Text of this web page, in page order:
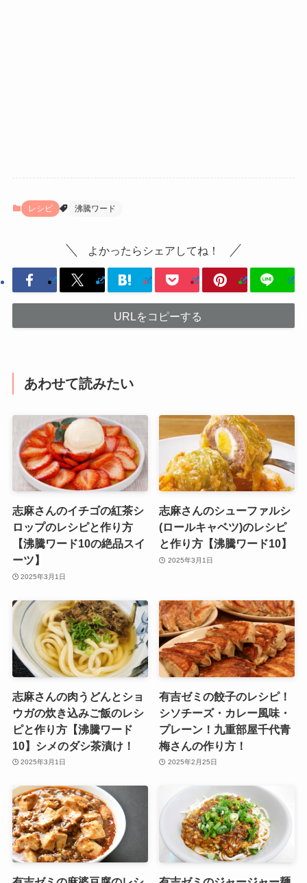
レシピ 沸騰ワード
よかったらシェアしてね！
URLをコピーする
あわせて読みたい
志麻さんのイチゴの紅茶シ
ロップのレシピと作り方
【沸騰ワード10の絶品スイ
ーツ】
2025年3月1日
志麻さんのシューファルシ
(ロールキャベツ)のレシピ
と作り方【沸騰ワード10】
2025年3月1日
志麻さんの肉うどんとショ
ウガの炊き込みご飯のレシ
ピと作り方【沸騰ワード
10】シメのダシ茶漬け！
2025年3月1日
有吉ゼミの餃子のレシピ！
シソチーズ・カレー風味・
プレーン！九重部屋千代青
梅さんの作り方！
2025年2月25日